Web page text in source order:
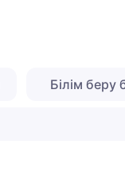
Білім беру